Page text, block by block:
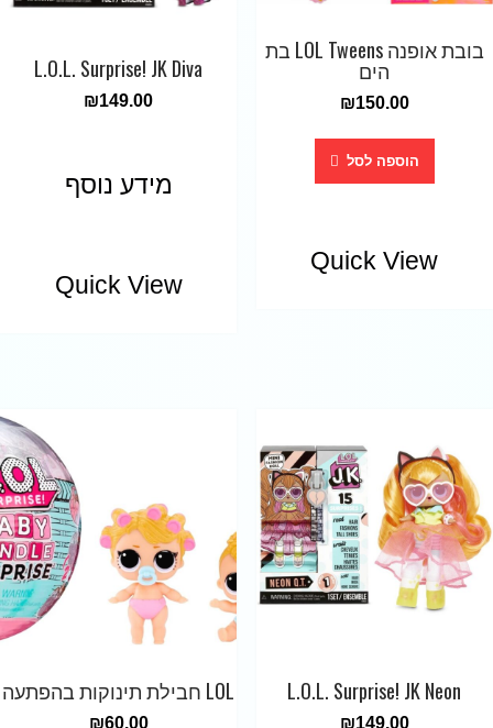
בובת אופנה LOL Tweens בת
הים
₪150.00
הוספה לסל
Quick View
L.O.L. Surprise! JK Diva
₪149.00
מידע נוסף
Quick View
L.O.L. Surprise! JK Neon
₪149.00
LOL חבילת תינוקות בהפתעה
₪60.00